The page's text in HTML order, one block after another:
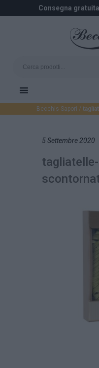
Consegna gratuita
Becchis Sapori /
5 Settembre 2020